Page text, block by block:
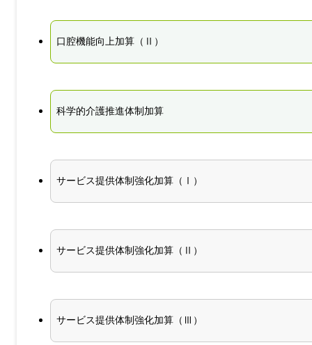
口腔機能向上加算（Ⅱ）
科学的介護推進体制加算
サービス提供体制強化加算（Ⅰ）
サービス提供体制強化加算（Ⅱ）
サービス提供体制強化加算（Ⅲ）